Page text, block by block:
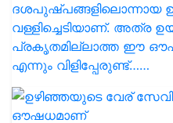
ദശപുഷ്പങ്ങളിലൊന്നായ
വള്ളിച്ചെടിയാണ്. അത്ര
പ്രകൃതമില്ലാത്ത ഈ
എന്നും വിളിപ്പേരുണ്ട്……